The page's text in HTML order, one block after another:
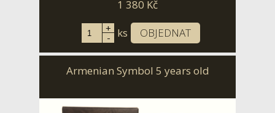
1 380 Kč
+
- ks OBJEDNAT
Armenian Symbol 5 years old